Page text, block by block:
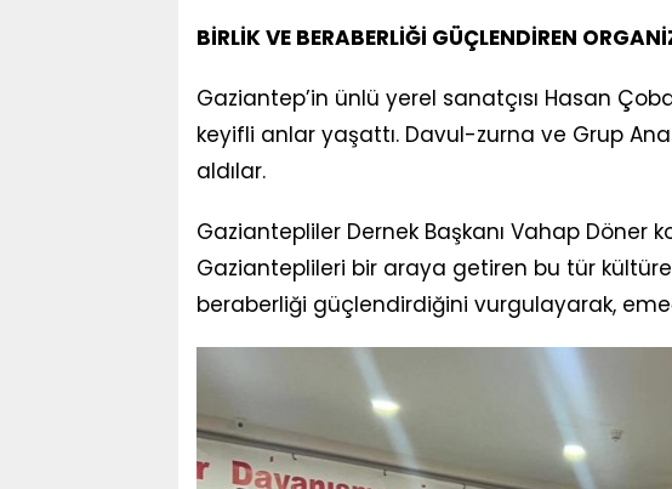
BİRLİK VE BERABERLİĞİ GÜÇLENDİREN
Gaziantep’in ünlü yerel sanatçısı Hasan
keyifli anlar yaşattı. Davul-zurna ve Grup
aldılar.
Gaziantepliler Dernek Başkanı Vahap Döner
Gazianteplileri bir araya getiren bu tür
beraberliği güçlendirdiğini vurgulayarak,